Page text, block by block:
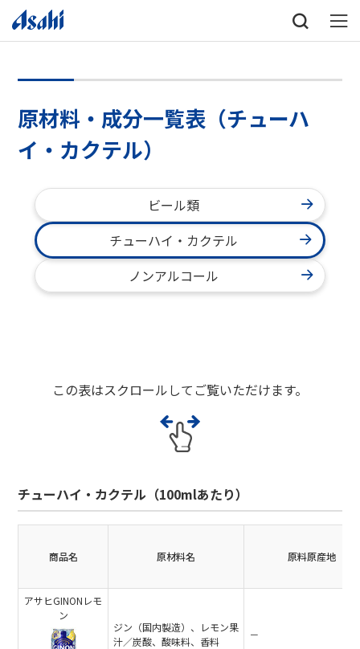
原材料・成分一覧表（チューハ
イ・カクテル）
ビール類
チューハイ・カクテル
ノンアルコール
この表はスクロールしてご覧いただけます。
チューハイ・カクテル（100mlあたり）
商品名 原材料名 原料原産地
アサヒGINONレモ
ン
ジン（国内製造）、レモン果
汁／炭酸、酸味料、香料
－